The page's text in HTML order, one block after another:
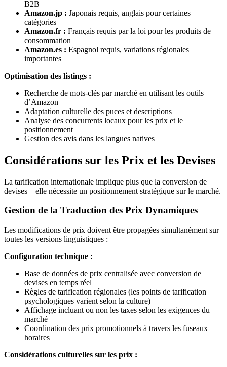
B2B
Amazon.jp : Japonais requis, anglais pour certaines
catégories
Amazon.fr : Français requis par la loi pour les produits de
consommation
Amazon.es : Espagnol requis, variations régionales
importantes
Optimisation des listings :
Recherche de mots-clés par marché en utilisant les outils
d’Amazon
Adaptation culturelle des puces et descriptions
Analyse des concurrents locaux pour les prix et le
positionnement
Gestion des avis dans les langues natives
Considérations sur les Prix et les Devises
La tarification internationale implique plus que la conversion de
devises—elle nécessite un positionnement stratégique sur le marché.
Gestion de la Traduction des Prix Dynamiques
Les modifications de prix doivent être propagées simultanément sur
toutes les versions linguistiques :
Configuration technique :
Base de données de prix centralisée avec conversion de
devises en temps réel
Règles de tarification régionales (les points de tarification
psychologiques varient selon la culture)
Affichage incluant ou non les taxes selon les exigences du
marché
Coordination des prix promotionnels à travers les fuseaux
horaires
Considérations culturelles sur les prix :